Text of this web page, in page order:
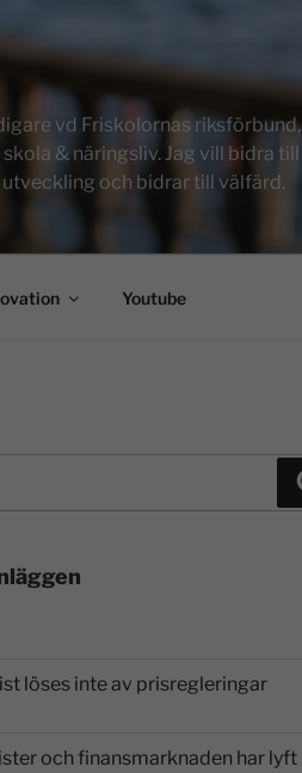
vd Friskolornas riksförbund,
& näringsliv. Jag vill bidra till
och bidrar till välfärd.
Youtube
löses inte av prisregleringar
och finansmarknaden har lyft